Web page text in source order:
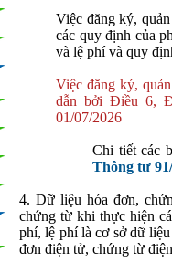
Việc đăng ký,
các quy định của
và lệ phí và quy
Việc đăng ký,
dẫn bởi Điều 6,
01/07/2026
Chi tiết các
Thông tư
4. Dữ liệu hóa đơn,
chứng từ khi thực hiện
phí, lệ phí là cơ sở dữ
đơn điện tử, chứng từ